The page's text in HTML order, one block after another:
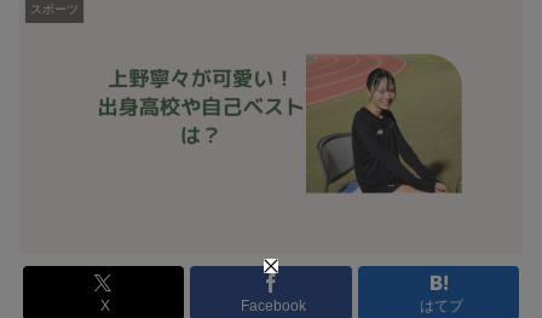
スポーツ
X Facebook はてブ